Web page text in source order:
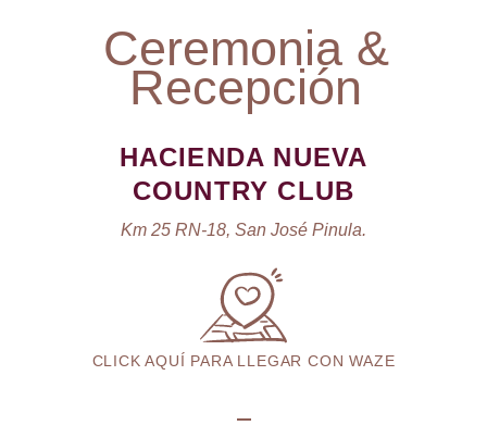
Ceremonia &
Recepción
HACIENDA NUEVA
COUNTRY CLUB
Km 25 RN-18, San José Pinula.
CLICK AQUÍ PARA LLEGAR CON WAZE